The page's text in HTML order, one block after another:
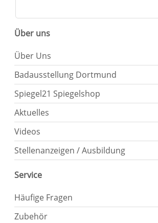
Über uns
Über Uns
Badausstellung Dortmund
Spiegel21 Spiegelshop
Aktuelles
Videos
Stellenanzeigen / Ausbildung
Service
Häufige Fragen
Zubehör